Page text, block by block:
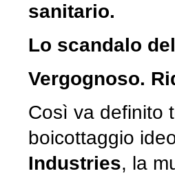
sanitario.
Lo scandalo
Vergognoso.
Così va definito
boicottaggio
Industries, la